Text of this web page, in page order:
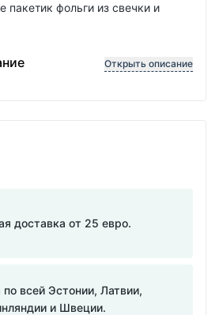
пакетик фольги из свечки и
Открыть описание
доставка от 25 евро.
всей Эстонии, Латвии,
и Швеции.